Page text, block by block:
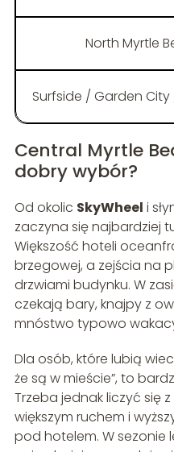
North Myrtle
Surfside / Garden City
Central Myrtle
dobry wybór?
Od okolic SkyWheel i
zaczyna się najbardziej
Większość hoteli
brzegowej, a zejścia na
drzwiami budynku. W
czekają bary, knajpy z
mnóstwo typowo
Dla osób, które lubią
że są w mieście”, to
Trzeba jednak liczyć się
większym ruchem i
pod hotelem. W sezonie